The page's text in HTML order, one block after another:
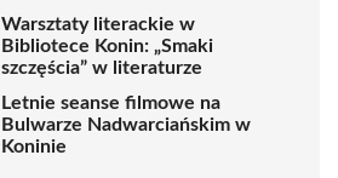
Warsztaty literackie w
Bibliotece Konin: „Smaki
szczęścia” w literaturze
Letnie seanse filmowe na
Bulwarze Nadwarciańskim w
Koninie